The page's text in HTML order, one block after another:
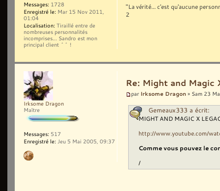
"La vérité... c'est qu'aucune
2
Messages: 1728
Enregistré le: Mar 15 Nov 2011,
01:04
Localisation: Tiraillé entre de
nombreuses personnalités
incomprises... Sandro est mon
principal client ^^ !
Re: Might and Magic
par Irksome Dragon » Sam 23
Gemeaux333 a écrit:
MIGHT AND MAGIC X
http://www.youtube.com/
Comme vous pouvez le
/
Irksome Dragon
Maître
Messages: 517
Enregistré le: Jeu 5 Mai 2005, 09:37